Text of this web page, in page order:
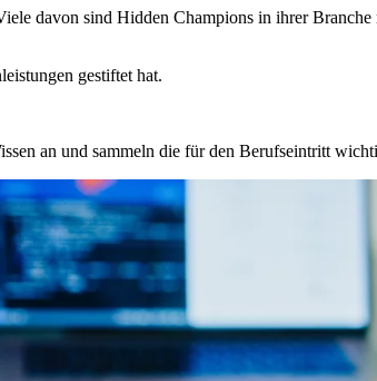
davon sind Hidden Champions in ihrer
gestiftet hat.
an und sammeln die für den Berufseintritt